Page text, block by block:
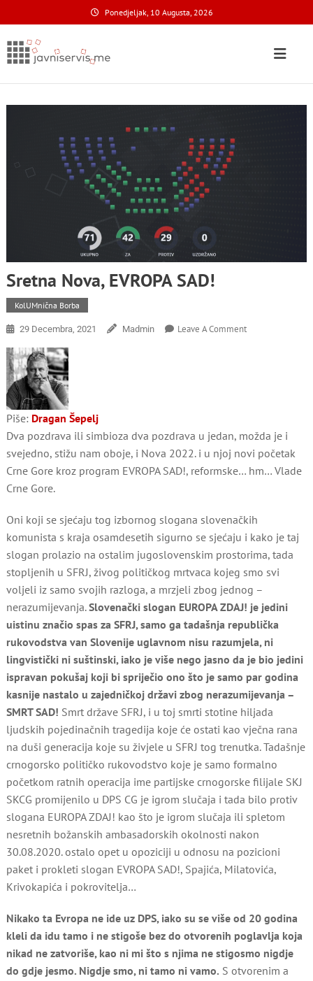
to
content
Ponedjeljak, 10 Augusta, 2026
Javni Servis
Sretna Nova, EVROPA SAD!
KolUMnična Borba
29 Decembra, 2021 Madmin Leave A CommentOn
Piše: Dragan Šepelj
Dva pozdrava ili simbioza dva pozdrava u jedan, možda je i
svejedno, stižu nam oboje, i Nova 2022. i u njoj novi početak
Crne Gore kroz program EVROPA SAD!, reformske… hm… Vlade
Crne Gore.
Oni koji se sjećaju tog izbornog slogana slovenačkih
komunista s kraja osamdesetih sigurno se sjećaju i kako je taj
slogan prolazio na ostalim jugoslovenskim prostorima, tada
stopljenih u SFRJ, živog političkog mrtvaca kojeg smo svi
voljeli iz samo svojih razloga, a mrzjeli zbog jednog –
nerazumijevanja.Slovenački slogan EUROPA ZDAJ! je jedini
uistinu značio spas za SFRJ, samo ga tadašnja republička
rukovodstva van Slovenije uglavnom nisu razumjela, ni
lingvistički ni suštinski, iako je više nego jasno da je bio jedini
ispravan pokušaj koji bi spriječio ono što je samo par godina
kasnije nastalo u zajedničkoj državi zbog nerazumijevanja –
SMRT SAD! Smrt države SFRJ, i u toj smrti stotine hiljada
ljudskih pojedinačnih tragedija koje će ostati kao vječna rana
na duši generacija koje su živjele u SFRJ tog trenutka. Tadašnje
crnogorsko političko rukovodstvo koje je samo formalno
početkom ratnih operacija ime partijske crnogorske filijale SKJ
SKCG promijenilo u DPS CG je igrom slučaja i tada bilo protiv
slogana EUROPA ZDAJ! kao što je igrom slučaja ili spletom
nesretnih božanskih ambasadorskih okolnosti nakon
30.08.2020. ostalo opet u opoziciji u odnosu na pozicioni
paket i prokleti slogan EVROPA SAD!, Spajića, Milatovića,
Krivokapića i pokrovitelja…
Nikako ta Evropa ne ide uz DPS, iako su se više od 20 godina
kleli da idu tamo i ne stigoše bez do otvorenih poglavlja koja
nikad ne zatvoriše, kao ni mi što s njima ne stigosmo nigdje
do gdje jesmo. Nigdje smo, ni tamo ni vamo. S otvorenim a